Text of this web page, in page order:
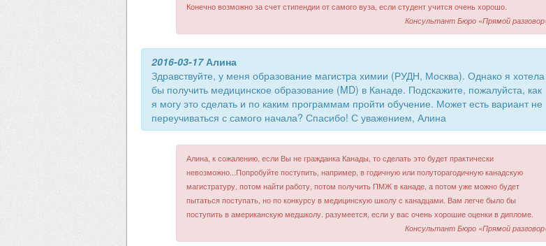
Конечно возможно за счет стипендии от самого вуза, если студент учится очень хорошо.
Консультант Бюро «Прямой
2016-03-17Алина
Здравствуйте, у меня образование магистра химии (РУДН, Москва). Однако я хотела
бы получить медицинское образование (MD) в Канаде. Подскажите, пожалуйста, как
я могу это сделать и по каким программам пройти обучение. Может есть вариант не
переучиваться с самого начала? Спасибо! С уважением, Алина
Алина, к сожалению, если Вы не гражданка Канады, то сделать это будет практически
невозможно...Попробуйте поступить, например, в годичную или полуторагодичную канадскую
магистратуру, потом найти работу, потом получить ПМЖ в канаде, а потом уже можно будет
пытаться поступать, но по конкурсу в медицинскую школу с канадцами. Вам легче было бы
поступить в американскую медшколу. разумеется, если у вас очень хорошие оценки в дипломе.
Консультант Бюро «Прямой